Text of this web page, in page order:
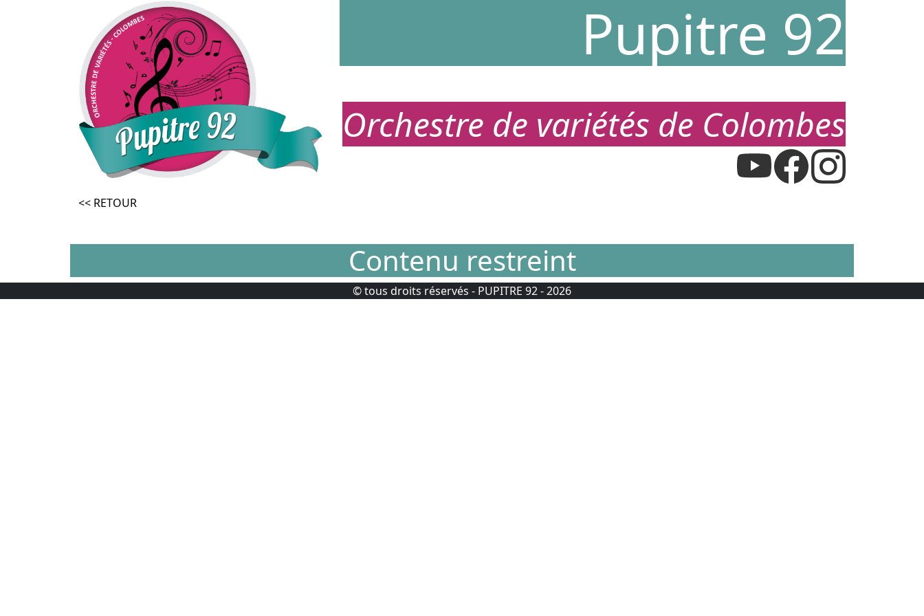
Pupitre 92
Orchestre de variétés de Colombes
<< RETOUR
Contenu restreint
© tous droits réservés - PUPITRE 92 - 2026